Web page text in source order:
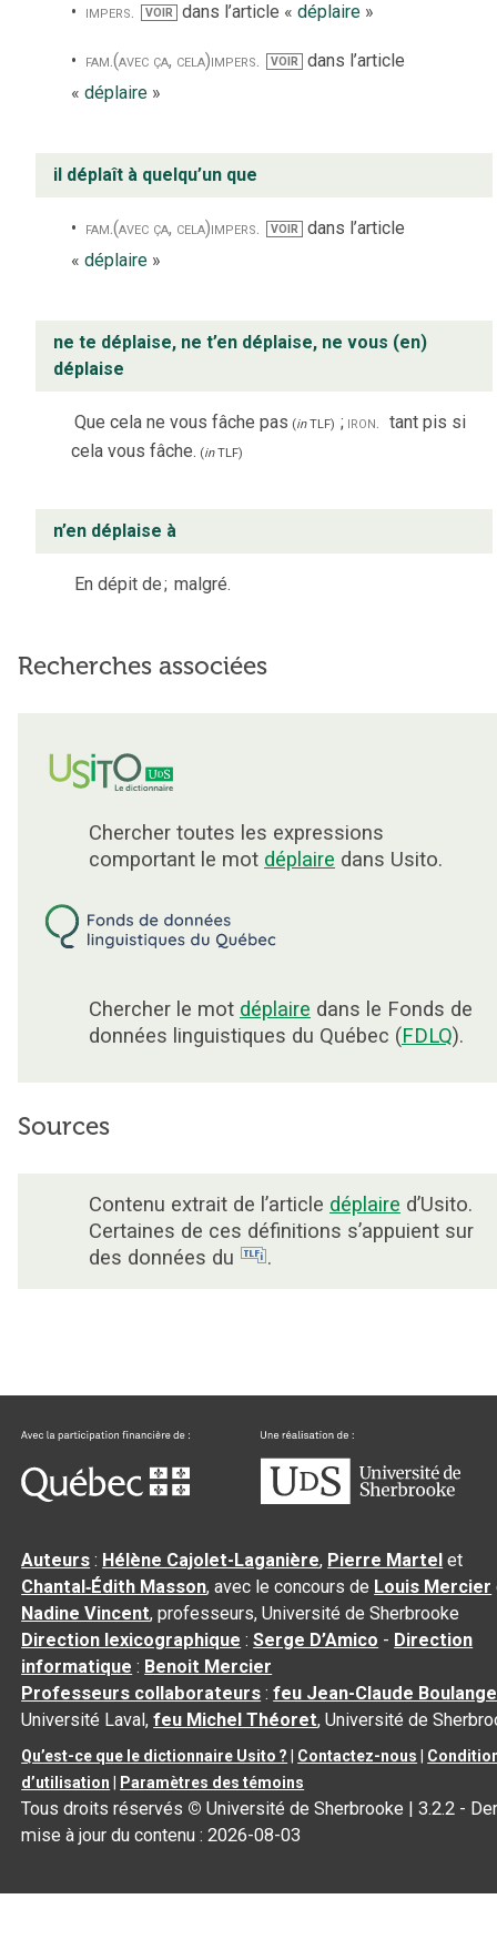
impers. VOIR dans l’article « déplaire»
fam.(avec ça, cela)impers. VOIR dans l’article
« déplaire »
il déplaît à quelqu’un que
fam. (avec ça, cela)impers. VOIR dans l’article
« déplaire »
ne te déplaise, ne t’en déplaise, ne vous (en)
déplaise
Que cela ne vous fâche pas (inTLF) ; iron.
tant pis si
cela vous fâche. (inTLF)
n’en déplaise à
En dépit de; malgré.
Recherches associées
Chercher toutes les expressions
comportant le mot déplaire dans Usito.
Chercher le mot déplaire dans le Fonds de
données linguistiques du Québec (FDLQ).
Sources
Contenu extrait de l’article déplaire d’Usito.
Certaines de ces définitions s’appuient sur
des données du
.
Auteurs : Hélène Cajolet-Laganière, Pierre Martel et
Chantal‑Édith Masson, avec le concours de Louis Mercier
Nadine Vincent, professeurs, Université de Sherbrooke
Direction lexicographique :Serge D’Amico - Direction
informatique : Benoit Mercier
Professeurs collaborateurs :feu Jean-Claude
Université Laval,feu Michel Théoret, Université de
Qu’est-ce que le dictionnaire Usito ? Contactez-nous
d’utilisation
Paramètres des témoins
Tous droits réservés © Université de Sherbrooke |3.2.2 -
mise à jour du contenu :2026-08-03